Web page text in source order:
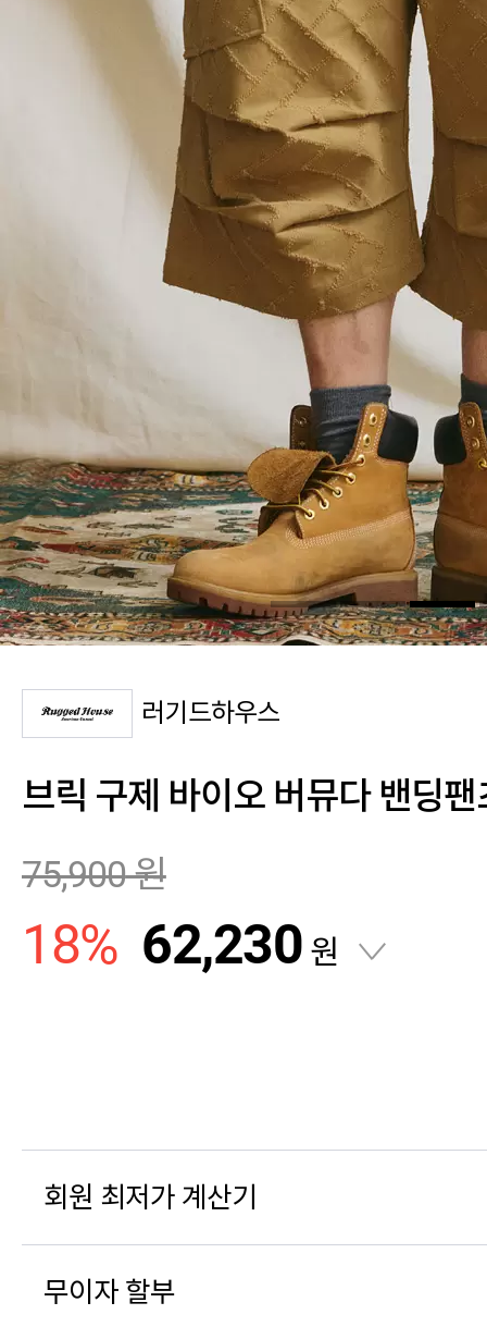
러기드하우스
브릭 구제 바이오 버뮤다 밴딩팬
75,900원
18% 62,230 원
회원 최저가 계산기
무이자 할부